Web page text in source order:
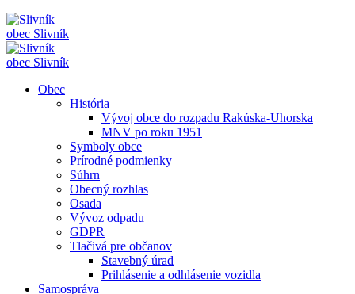
obec Slivník
obec Slivník
Obec
História
Vývoj obce do rozpadu Rakúska-Uhorska
MNV po roku 1951
Symboly obce
Prírodné podmienky
Súhrn
Obecný rozhlas
Osada
Vývoz odpadu
GDPR
Tlačivá pre občanov
Stavebný úrad
Prihlásenie a odhlásenie vozidla
Samospráva